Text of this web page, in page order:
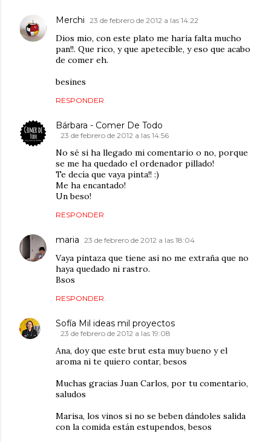
Merchi 23 de febrero de 2012 a las 14:22
Dios mio, con este plato me haría falta mucho
pan!!. Que rico, y que apetecible, y eso que acabo
de comer eh.
besines
RESPONDER
Bárbara - Comer De Todo
23 de febrero de 2012 a las 14:56
No sé si ha llegado mi comentario o no, porque
se me ha quedado el ordenador pillado!
Te decía que vaya pinta!! :)
Me ha encantado!
Un beso!
RESPONDER
maria 23 de febrero de 2012 a las 18:04
Vaya pintaza que tiene asi no me extraña que no
haya quedado ni rastro.
Bsos
RESPONDER
Sofía Mil ideas mil proyectos
23 de febrero de 2012 a las 19:08
Ana, doy que este brut esta muy bueno y el
aroma ni te quiero contar, besos
Muchas gracias Juan Carlos, por tu comentario,
saludos
Marisa, los vinos si no se beben dándoles salida
con la comida están estupendos, besos